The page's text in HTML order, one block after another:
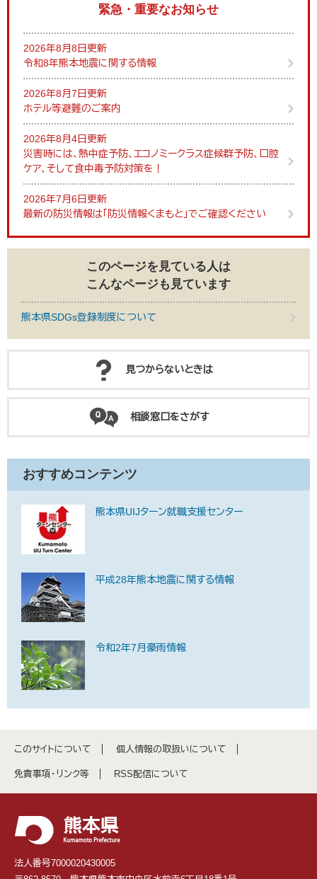
緊急・重要なお知らせ
2026年8月8日更新
令和8年熊本地震に関する情報
2026年8月7日更新
ホテル等避難のご案内
2026年8月4日更新
災害時には、熱中症予防、エコノミークラス症候群予防、口腔
ケア、そして食中毒予防対策を！
2026年7月6日更新
最新の防災情報は「防災情報くまもと」でご確認ください
このページを見ている人は
こんなページも見ています
熊本県SDGs登録制度について
見つからないときは
相談窓口をさがす
おすすめコンテンツ
熊本県UIJターン就職支援センター
平成28年熊本地震に関する情報
令和2年7月豪雨情報
このサイトについて 個人情報の取扱いについて
免責事項・リンク等 RSS配信について
法人番号7000020430005